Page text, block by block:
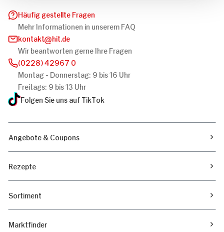
Häufig gestellte Fragen
Mehr Informationen in unserem FAQ
kontakt
hit.de
Wir beantworten gerne Ihre Fragen
(0228) 42967 0
Montag - Donnerstag: 9 bis 16 Uhr
Freitags: 9 bis 13 Uhr
Folgen Sie uns auf TikTok
Angebote & Coupons
Rezepte
Sortiment
Marktfinder